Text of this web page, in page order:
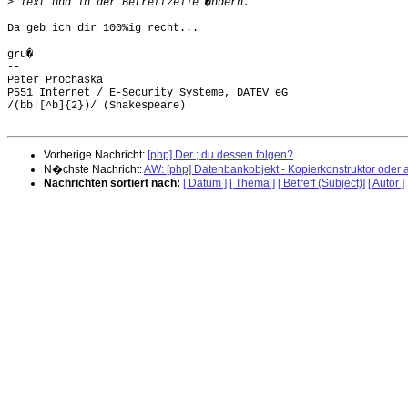
Da geb ich dir 100%ig recht...
gru�
--
Peter Prochaska
P551 Internet / E-Security Systeme, DATEV eG
/(bb|[^b]{2})/ (Shakespeare)
Vorherige Nachricht: [php] Der ; du dessen folgen?
N�chste Nachricht:AW: [php] Datenbankobjekt - Kopierkonstruktor oder
Nachrichten sortiert nach: [ Datum ] [ Thema ] [ Betreff (Subject)] [ Autor ]